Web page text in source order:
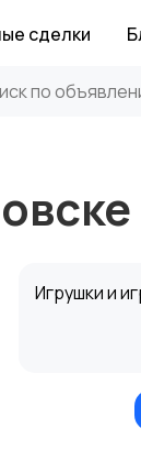
сделки
Игрушки и
Радио- и